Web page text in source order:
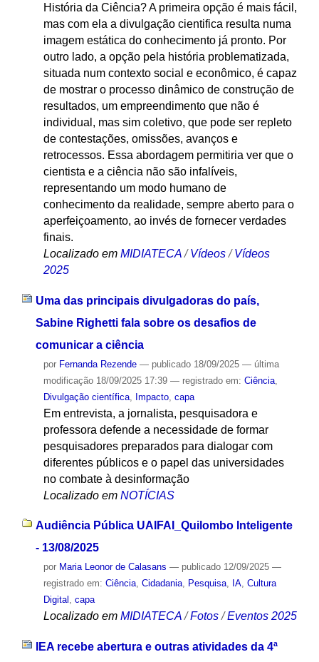
História da Ciência? A primeira opção é mais fácil,
mas com ela a divulgação cientifica resulta numa
imagem estática do conhecimento já pronto. Por
outro lado, a opção pela história problematizada,
situada num contexto social e econômico, é capaz
de mostrar o processo dinâmico de construção de
resultados, um empreendimento que não é
individual, mas sim coletivo, que pode ser repleto
de contestações, omissões, avanços e
retrocessos. Essa abordagem permitiria ver que o
cientista e a ciência não são infalíveis,
representando um modo humano de
conhecimento da realidade, sempre aberto para o
aperfeiçoamento, ao invés de fornecer verdades
finais.
Localizado em MIDIATECA /Vídeos /Vídeos
2025
Uma das principais divulgadoras do país,
Sabine Righetti fala sobre os desafios de
comunicar a ciência
por Fernanda Rezende — publicado18/09/2025 — última
modificação18/09/2025 17:39 — registrado em: Ciência,
Divulgação científica, Impacto, capa
Em entrevista, a jornalista, pesquisadora e
professora defende a necessidade de formar
pesquisadores preparados para dialogar com
diferentes públicos e o papel das universidades
no combate à desinformação
Localizado em NOTÍCIAS
Audiência Pública UAIFAI_Quilombo Inteligente
- 13/08/2025
por Maria Leonor de Calasans — publicado12/09/2025 —
registrado em: Ciência, Cidadania, Pesquisa, IA, Cultura
Digital , capa
Localizado em MIDIATECA /Fotos /Eventos 2025
IEA recebe abertura e outras atividades da 4ª